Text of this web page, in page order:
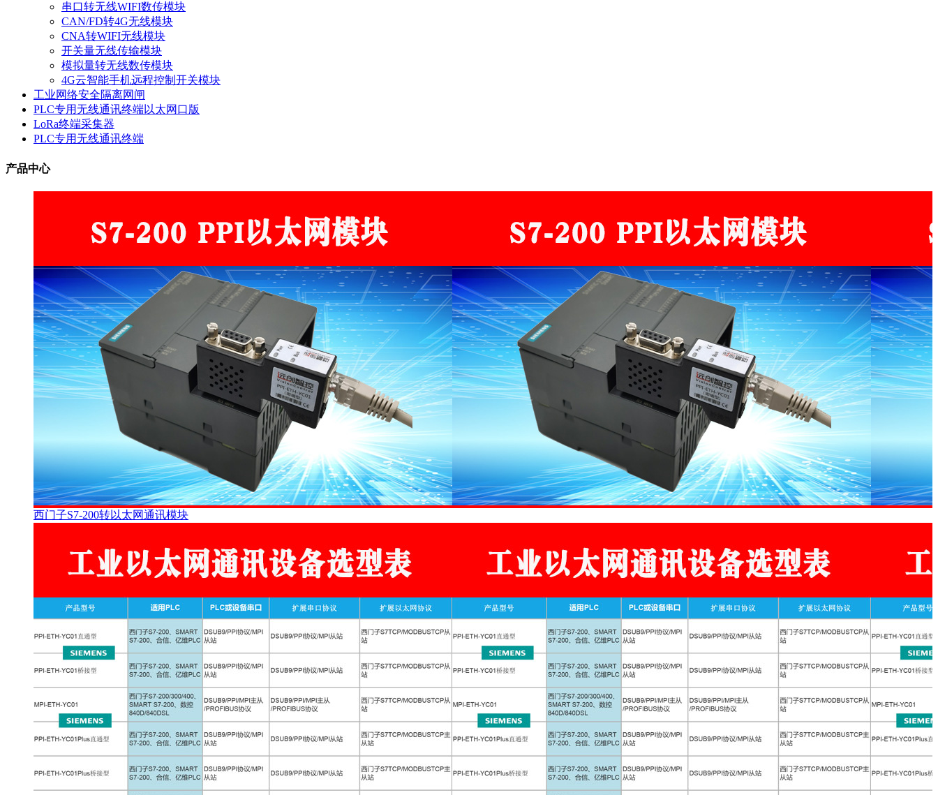
串口转无线WIFI数传模块
CAN/FD转4G无线模块
CNA转WIFI无线模块
开关量无线传输模块
模拟量转无线数传模块
4G云智能手机远程控制开关模块
工业网络安全隔离网闸
PLC专用无线通讯终端以太网口版
LoRa终端采集器
PLC专用无线通讯终端
产品中心
西门子S7-200转以太网通讯模块